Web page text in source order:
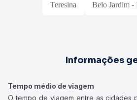
Teresina Belo Jardim -
Informações
Tempo médio de viagem
O tempo de viagem entre as cidades